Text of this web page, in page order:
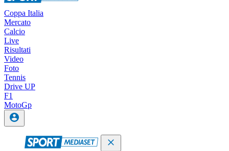
Coppa Italia
Mercato
Calcio
Live
Risultati
Video
Foto
Tennis
Drive UP
F1
MotoGp